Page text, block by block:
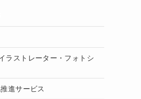
ラストレーター・フォトシ
進サービス